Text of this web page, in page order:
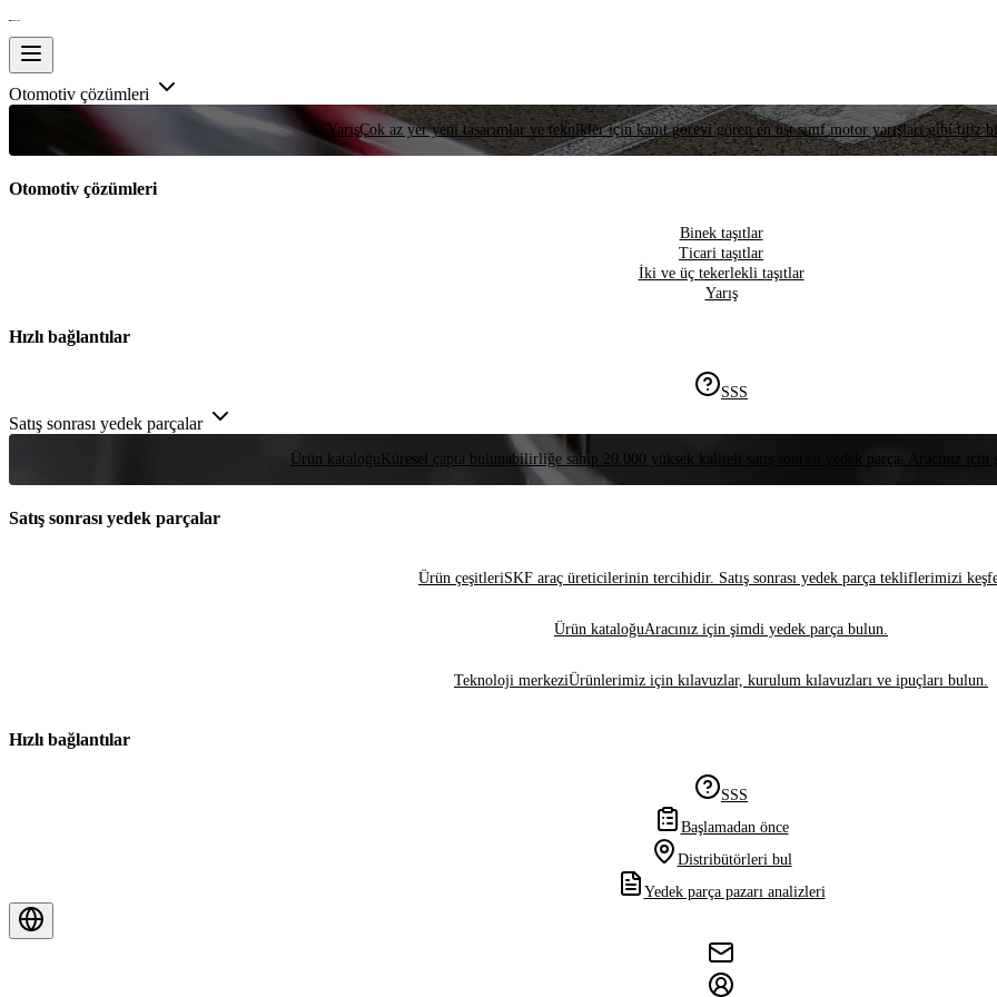
Otomotiv çözümleri
YarışÇok az yer yeni tasarımlar ve teknikler için kanıt görevi gören en üst sınıf motor yarışları gibi titiz
Otomotiv çözümleri
Binek taşıtlar
Ticari taşıtlar
İki ve üç tekerlekli taşıtlar
Yarış
Hızlı bağlantılar
SSS
Satış sonrası yedek parçalar
Ürün kataloğu Küresel çapta bulunabilirliğe sahip 20.000 yüksek kaliteli satış sonrası yedek parça. Aracınız
Satış sonrası yedek parçalar
Ürün çeşitleriSKF araç üreticilerinin tercihidir. Satış sonrası yedek parça tekliflerimizi
Ürün kataloğuAracınız için şimdi yedek parça bulun.
Teknoloji merkeziÜrünlerimiz için kılavuzlar, kurulum kılavuzları ve ipuçları bulun.
Hızlı bağlantılar
SSS
Başlamadan önce
Distribütörleri bul
Yedek parça pazarı analizleri